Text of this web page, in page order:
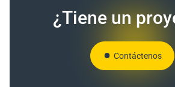
¿Tiene un
Contáctenos